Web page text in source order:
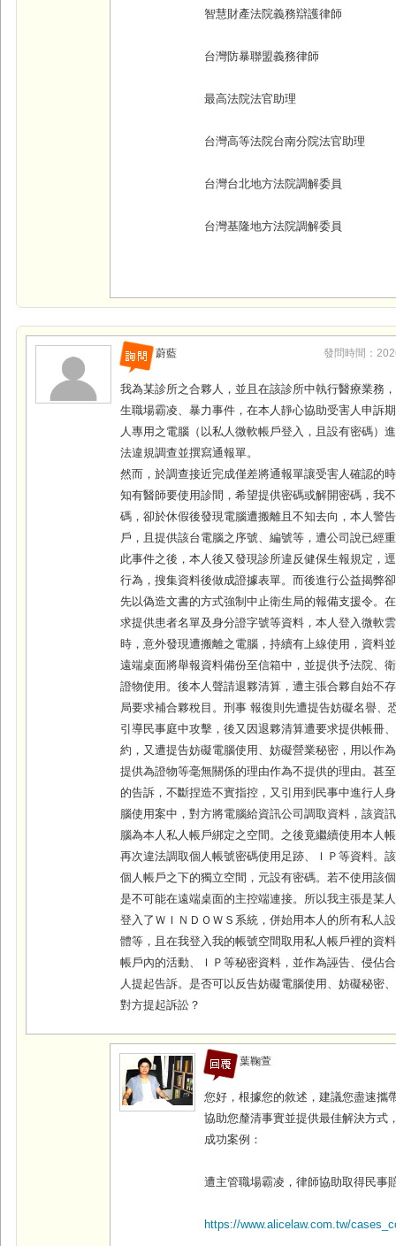
智慧財產法院義務辯護律師
台灣防暴聯盟義務律師
最高法院法官助理
台灣高等法院台南分院法官助理
台灣台北地方法院調解委員
台灣基隆地方法院調解委員
蔚藍 發問時間：
我為某診所之合夥人，並且在該診所中執行醫療業務
生職場霸凌、暴力事件，在本人靜心協助受害人申訴
人專用之電腦（以私人微軟帳戶登入，且設有密碼）
法違規調查並撰寫通報單。
然而，於調查接近完成僅差將通報單讓受害人確認的
知有醫師要使用診間，希望提供密碼或解開密碼，我
碼，卻於休假後發現電腦遭搬離且不知去向，本人警
戶，且提供該台電腦之序號、編號等，遭公司說已經
此事件之後，本人後又發現診所違反健保生報規定，
行為，搜集資料後做成證據表單。而後進行公益揭弊
先以偽造文書的方式強制中止衛生局的報備支援令。
求提供患者名單及身分證字號等資料，本人登入微軟
時，意外發現遭搬離之電腦，持續有上線使用，資料
遠端桌面將舉報資料備份至信箱中，並提供予法院、
證物使用。後本人聲請退夥清算，遭主張合夥自始不
局要求補合夥稅目。刑事 報復則先遭提告妨礙名譽、
引導民事庭中攻擊，後又因退夥清算遭要求提供帳冊
約，又遭提告妨礙電腦使用、妨礙營業秘密，用以作
提供為證物等毫無關係的理由作為不提供的理由。甚
的告訴，不斷捏造不實指控，又引用到民事中進行人
腦使用案中，對方將電腦給資訊公司調取資料，該資
腦為本人私人帳戶綁定之空間。之後竟繼續使用本人
再次違法調取個人帳號密碼使用足跡、ＩＰ等資料。
個人帳戶之下的獨立空間，元設有密碼。若不使用該
是不可能在遠端桌面的主控端連接。所以我主張是某
登入了ＷＩＮＤＯＷＳ系統，併始用本人的所有私人
體等，且在我登入我的帳號空間取用私人帳戶裡的資
帳戶內的活動、ＩＰ等秘密資料，並作為誣告、侵佔
人提起告訴。是否可以反告妨礙電腦使用、妨礙秘密
對方提起訴訟？
葉鞠萱
您好，根據您的敘述，建議您盡速攜
協助您釐清事實並提供最佳解決方式
成功案例：
遭主管職場霸凌，律師協助取得民事
https://www.alicelaw.com.tw/